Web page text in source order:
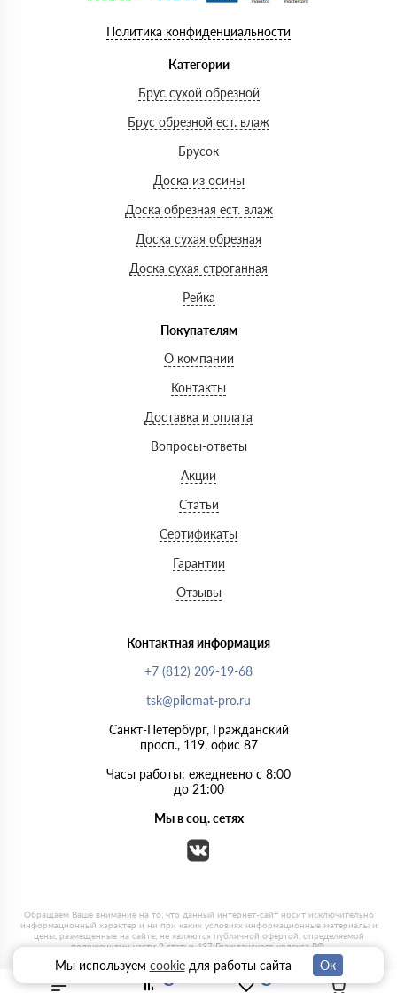
Политика конфиденциальности
Категории
Брус сухой обрезной
Брус обрезной ест. влаж
Брусок
Доска из осины
Доска обрезная ест. влаж
Доска сухая обрезная
Доска сухая строганная
Рейка
Покупателям
О компании
Контакты
Доставка и оплата
Вопросы-ответы
Акции
Статьи
Сертификаты
Гарантии
Отзывы
Контактная информация
+7 (812) 209-19-68
tsk@pilomat-pro.ru
Санкт-Петербург, Гражданский
просп., 119, офис 87
Часы работы: ежедневно с 8:00
до 21:00
Мы в соц. сетях
Мы используем cookieдля работы сайта Ок